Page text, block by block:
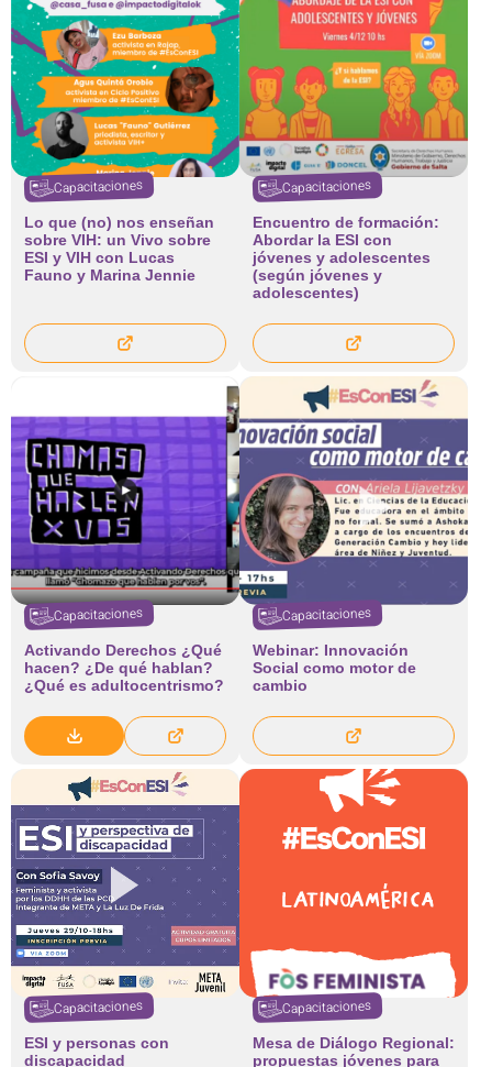
Capacitaciones
Lo que (no) nos enseñan
sobre VIH: un Vivo sobre
ESI y VIH con Lucas
Fauno y Marina Jennie
Capacitaciones
Encuentro de formación:
Abordar la ESI con
jóvenes y adolescentes
(según jóvenes y
adolescentes)
Capacitaciones
Activando Derechos ¿Qué
hacen? ¿De qué hablan?
¿Qué es adultocentrismo?
Capacitaciones
Webinar: Innovación
Social como motor de
cambio
Capacitaciones
ESI y personas con
discapacidad
Capacitaciones
Mesa de Diálogo Regional:
propuestas jóvenes para